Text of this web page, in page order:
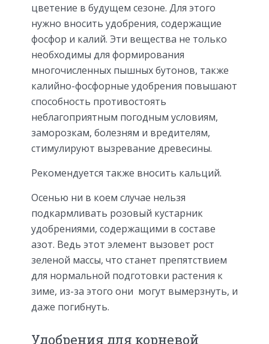
цветение в будущем сезоне. Для этого
нужно вносить удобрения, содержащие
фосфор и калий. Эти вещества не только
необходимы для формирования
многочисленных пышных бутонов, также
калийно-фосфорные удобрения повышают
способность противостоять
неблагоприятным погодным условиям,
заморозкам, болезням и вредителям,
стимулируют вызревание древесины.
Рекомендуется также вносить кальций.
Осенью ни в коем случае нельзя
подкармливать розовый кустарник
удобрениями, содержащими в составе
азот. Ведь этот элемент вызовет рост
зеленой массы, что станет препятствием
для нормальной подготовки растения к
зиме, из-за этого они могут вымерзнуть, и
даже погибнуть.
Удобрения для корневой